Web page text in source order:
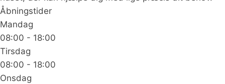
Åbningstider
Mandag
08:00 - 18:00
Tirsdag
08:00 - 18:00
Onsdag